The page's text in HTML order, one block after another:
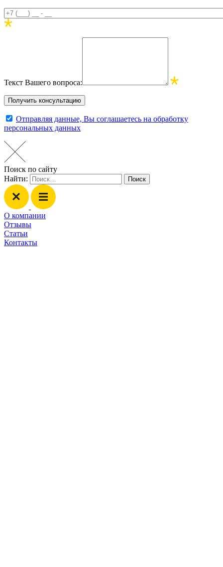
Текст Вашего вопроса:
Отправляя данные, Вы соглашаетесь на обработку
персональных данных
Поиск по сайту
Найти:
О компании
Отзывы
Статьи
Контакты